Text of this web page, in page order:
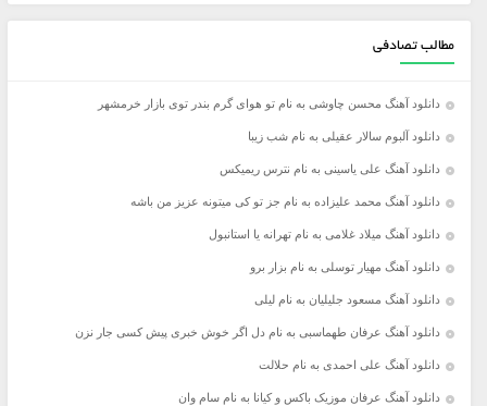
مطالب تصادفی
دانلود آهنگ محسن چاوشی به نام تو هوای گرم بندر توی بازار خرمشهر
دانلود آلبوم سالار عقیلی به نام شب زیبا
دانلود آهنگ علی یاسینی به نام نترس ریمیکس
دانلود آهنگ محمد علیزاده به نام جز تو کی میتونه عزیز من باشه
دانلود آهنگ میلاد غلامی به نام تهرانه یا استانبول
دانلود آهنگ مهیار توسلی به نام بزار برو
دانلود آهنگ مسعود جلیلیان به نام لیلی
دانلود آهنگ عرفان طهماسبی به نام دل اگر خوش خبری پیش کسی جار نزن
دانلود آهنگ علی احمدی به نام حلالت
دانلود آهنگ عرفان موزیک باکس و کیانا به نام سام وان